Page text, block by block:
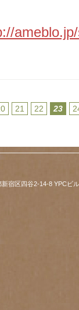
21 22 23
宿区四谷2-14-8 YPCビ